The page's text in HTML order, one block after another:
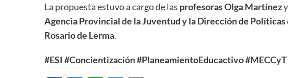
La propuesta estuvo a cargo de las profesoras Olga Martínezy
Agencia Provincial de la Juventud y la Dirección de
Rosario de Lerma.
#ESI #Concientización#PlaneamientoEducactivo#MECCyT